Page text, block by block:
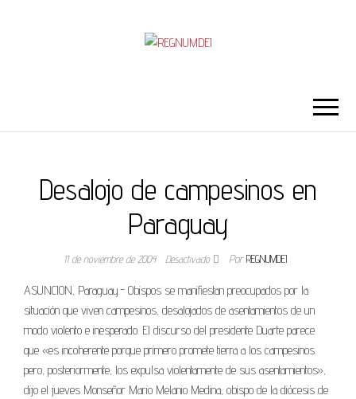
Desalojo de campesinos en
Paraguay
11 de noviembre de 2004 Desactivado Por REGNUMDEI
ASUNCION, Paraguay.- Obispos se manifiestan preocupados por la
situación que viven campesinos, desalojados de asentamientos de un
modo violento e inesperado. El discurso del presidente Duarte parece
que «es incoherente porque primero promete tierra a los campesinos
pero, posteriormente, los expulsa violentamente de sus asentamientos»,
dijo el jueves Monseñor Mario Melanio Medina, obispo de la diócesis de